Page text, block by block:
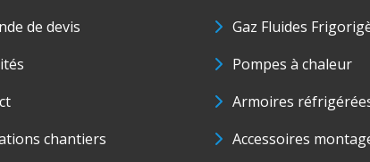
de devis
chantiers
Gaz Fluides
Pompes à chaleur
Armoires
Accessoires